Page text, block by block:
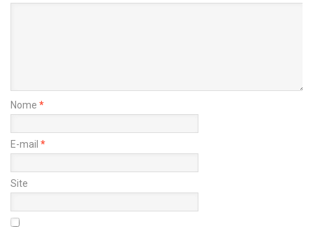
Nome *
E-mail *
Site